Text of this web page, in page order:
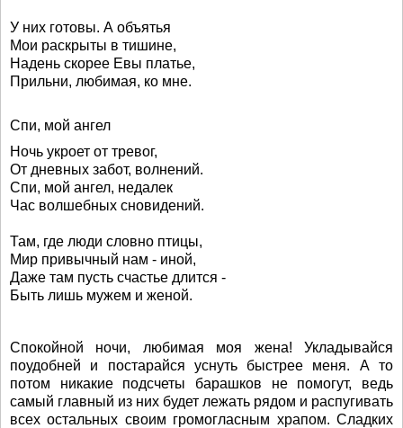
У них готовы. А объятья
Мои раскрыты в тишине,
Надень скорее Евы платье,
Прильни, любимая, ко мне.
Спи, мой ангел
Ночь укроет от тревог,
От дневных забот, волнений.
Спи, мой ангел, недалек
Час волшебных сновидений.
Там, где люди словно птицы,
Мир привычный нам - иной,
Даже там пусть счастье длится -
Быть лишь мужем и женой.
Спокойной ночи, любимая моя жена! Укладывайся
поудобней и постарайся уснуть быстрее меня. А то
потом никакие подсчеты барашков не помогут, ведь
самый главный из них будет лежать рядом и распугивать
всех остальных своим громогласным храпом. Сладких